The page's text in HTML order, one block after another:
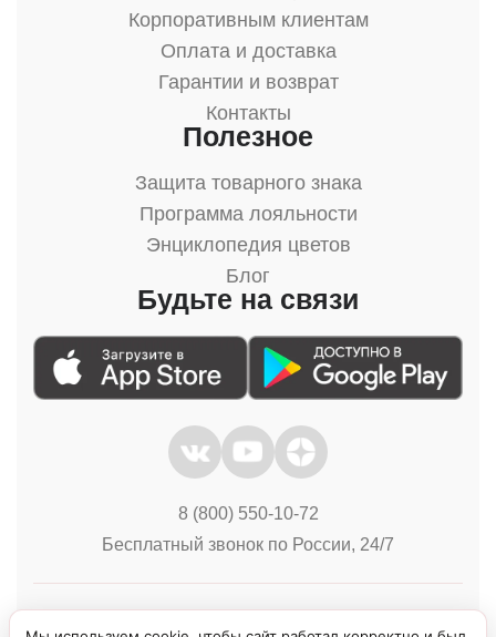
Корпоративным клиентам
Оплата и доставка
Гарантии и возврат
Контакты
Полезное
Защита товарного знака
Программа лояльности
Энциклопедия цветов
Блог
Будьте на связи
8 (800) 550-10-72
Бесплатный звонок по России, 24/7